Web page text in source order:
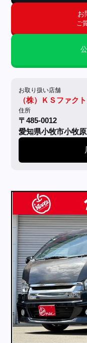
お
ご
お取り扱い店舗
（株）ＫＳファク
住所
〒485-0012
愛知県小牧市小牧